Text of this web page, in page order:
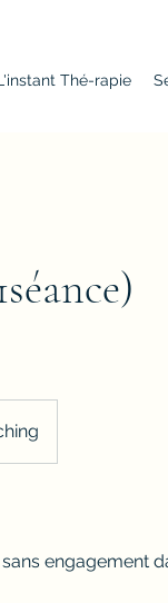
Thé-rapie
engagement